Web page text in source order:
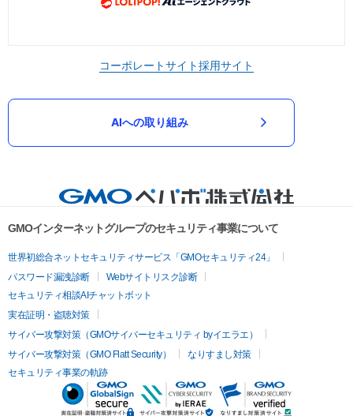
コーポレートサイト採用サイト
AIへの取り組み
GMOインターネットグループのセキュリティ事業について
世界初総合ネットセキュリティサービス「GMOセキュリティ24」
パスワード漏洩診断
Webサイトリスク診断
セキュリティ相談AIチャットボット
実在証明・盗聴対策
サイバー攻撃対策（GMOサイバーセキュリティ byイエラエ）
サイバー攻撃対策（GMO Flatt Security）
なりすまし対策
セキュリティ事業の軌跡